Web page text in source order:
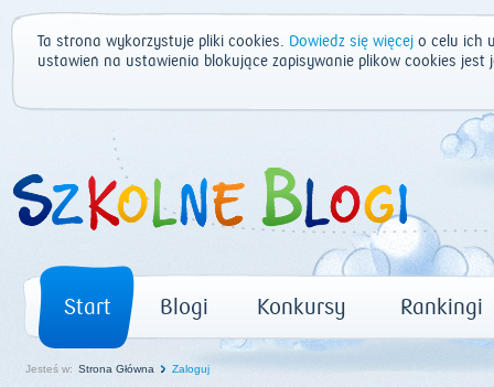
Ta strona wykorzystuje pliki cookies. Dowiedz się więcej o celu ich
ustawień na ustawienia blokujące zapisywanie plików cookies
Start Blogi Konkursy Rankingi
Jesteś w: Strona Główna Zaloguj